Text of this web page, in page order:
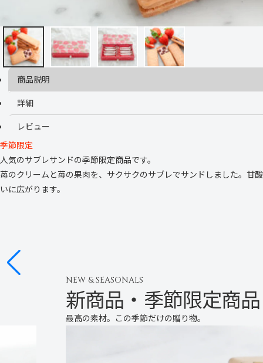
商品説明
詳細
レビュー
季節限定
人気のサブレサンドの季節限定商品です。
苺のクリームと苺の果肉を、サクサクのサブレでサンドしました。甘
いに広がります。
NEW & SEASONALS
新商品・季節限定商品
最高の素材。この季節だけの贈り物。